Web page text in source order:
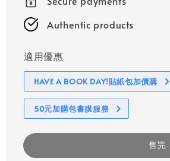
Authentic products
適用優惠
HAVE A BOOK DAY!貼紙包加價購
50元加購包書膜服務
售完